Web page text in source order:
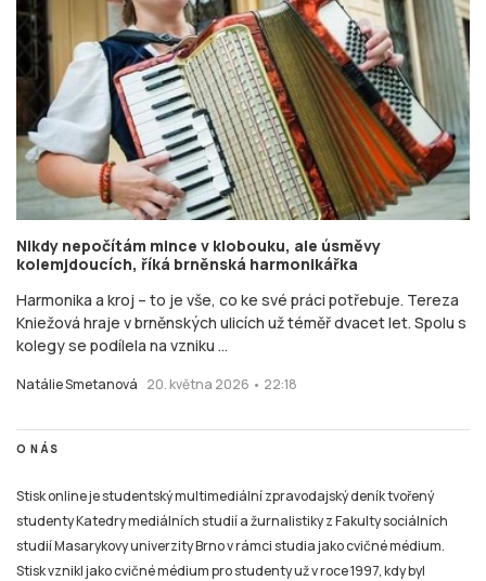
Nikdy nepočítám mince v klobouku, ale úsměvy
kolemjdoucích, říká brněnská harmonikářka
Harmonika a kroj – to je vše, co ke své práci potřebuje. Tereza
Kniežová hraje v brněnských ulicích už téměř dvacet let. Spolu s
kolegy se podílela na vzniku ...
Natálie Smetanová 20. května 2026 • 22:18
O NÁS
Stisk online je studentský multimediální zpravodajský deník tvořený
studenty Katedry mediálních studií a žurnalistiky z Fakulty sociálních
studií Masarykovy univerzity Brno v rámci studia jako cvičné médium.
Stisk vznikl jako cvičné médium pro studenty už v roce 1997, kdy byl